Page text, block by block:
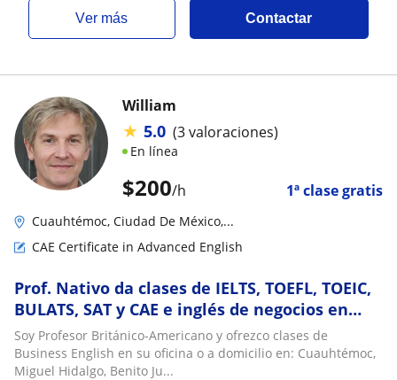
ver más Contactar
$200/h 1ª clase gratis
William
★ 5.0 (3 valoraciones)
En línea
Cuauhtémoc, Ciudad De México,...
CAE Certificate in Advanced English
Prof. Nativo da clases de IELTS, TOEFL, TOEIC,
BULATS, SAT y CAE e inglés de negocios en
cdmx sur
Soy Profesor Británico-Americano y ofrezco clases de
Business English en su oficina o a domicilio en: Cuauhtémoc,
Miguel Hidalgo, Benito Ju...